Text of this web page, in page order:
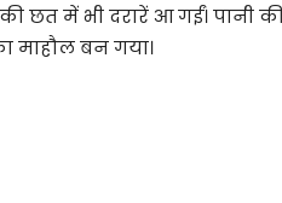
में भी दरारें आ गईं। पानी की
बन गया।